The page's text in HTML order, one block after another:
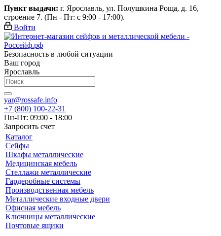
Пункт выдачи: г. Ярославль, ул. Полушкина Роща, д. 16,
строение 7. (Пн - Пт: с 9:00 - 17:00).
Войти
Безопасность в любой ситуации
Ваш город
Ярославль
yar@rossafe.info
+7 (800) 100-22-31
Пн-Пт: 09:00 - 18:00
Запросить счет
Каталог
Сейфы
Шкафы металлические
Медицинская мебель
Стеллажи металлические
Гардеробные системы
Производственная мебель
Металлические входные двери
Офисная мебель
Ключницы металлические
Почтовые ящики